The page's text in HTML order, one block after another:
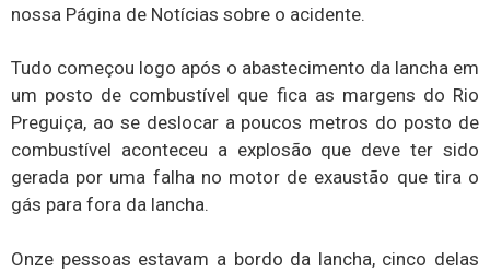
nossa Página de Notícias sobre o acidente.
Tudo começou logo após o abastecimento da lancha em
um posto de combustível que fica as margens do Rio
Preguiça, ao se deslocar a poucos metros do posto de
combustível aconteceu a explosão que deve ter sido
gerada por uma falha no motor de exaustão que tira o
gás para fora da lancha.
Onze pessoas estavam a bordo da lancha, cinco delas